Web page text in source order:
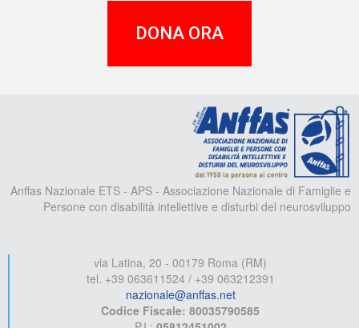
DONA ORA
Anffas Nazionale ETS - APS - Associazione Nazionale di Famiglie e
Persone con disabilità intellettive e disturbi del neurosviluppo
via Latina, 20 - 00179 Roma (RM)
tel. +39 063611524 / +39 063212391
nazionale@anffas.net
Codice Fiscale: 80035790585